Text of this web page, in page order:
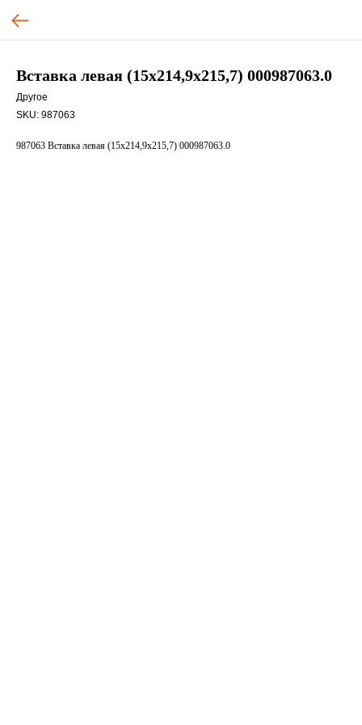
Вставка левая (15х214,9х215,7) 000987063.0
Другое
SKU: 987063
987063 Вставка левая (15х214,9х215,7) 000987063.0